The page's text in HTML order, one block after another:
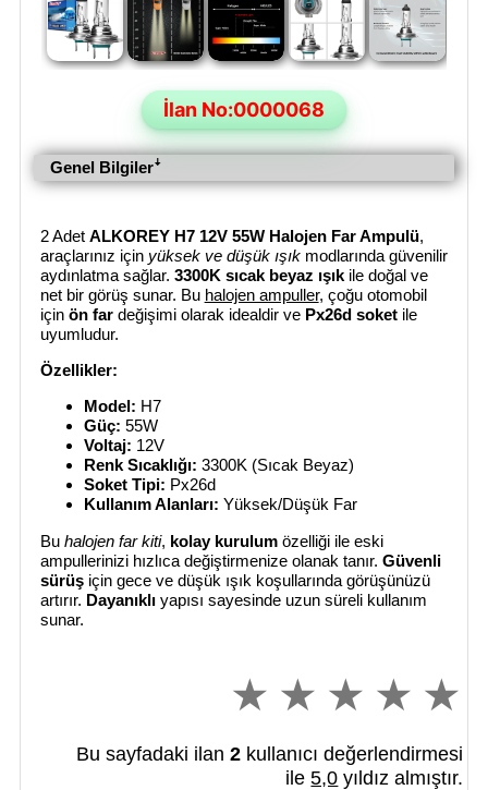
İlan No:0000068
Genel Bilgilerꜜ
2 Adet ALKOREY H7 12V 55W Halojen Far Ampulü,
araçlarınız için yüksek ve düşük ışıkmodlarında güvenilir
aydınlatma sağlar. 3300K sıcak beyaz ışıkile doğal ve
net bir görüş sunar. Bu halojen ampuller, çoğu otomobil
için ön fardeğişimi olarak idealdir ve Px26d soketile
uyumludur.
Özellikler:
Model: H7
Güç: 55W
Voltaj: 12V
Renk Sıcaklığı: 3300K (Sıcak Beyaz)
Soket Tipi: Px26d
Kullanım Alanları: Yüksek/Düşük Far
Bu halojen far kiti, kolay kurulumözelliği ile eski
ampullerinizi hızlıca değiştirmenize olanak tanır. Güvenli
sürüşiçin gece ve düşük ışık koşullarında görüşünüzü
artırır. Dayanıklıyapısı sayesinde uzun süreli kullanım
sunar.
Bu sayfadaki ilan2 kullanıcı değerlendirmesi
ile5,0 yıldız almıştır.